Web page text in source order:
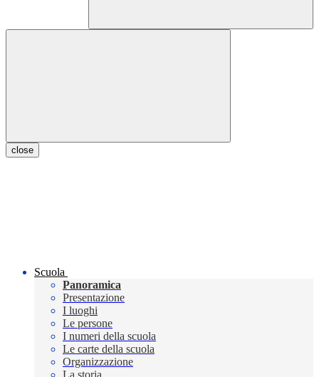
close
Scuola
Panoramica
Presentazione
I luoghi
Le persone
I numeri della scuola
Le carte della scuola
Organizzazione